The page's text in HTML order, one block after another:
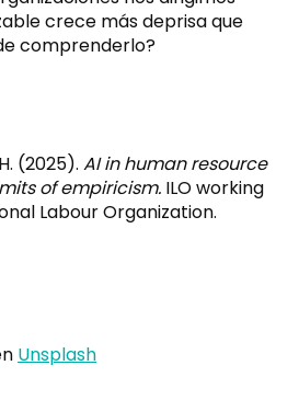
crece más deprisa que
comprenderlo?
(2025). AI in human resource
of empiricism. ILO working
Labour Organization.
Unsplash